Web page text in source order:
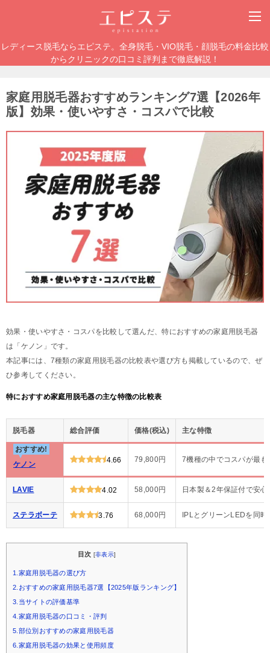
レディース脱毛ならエピステ。全身脱毛・VIO脱毛・顔脱毛の料金比較
からクリニックの口コミ評判まで徹底解説！
家庭用脱毛器おすすめランキング7選【2026年
版】効果・使いやすさ・コスパで比較
効果・使いやすさ・コスパを比較して選んだ、特におすすめの家庭用脱毛器
は「ケノン」です。
本記事には、7種類の家庭用脱毛器の比較表や選び方も掲載しているので、ぜ
ひ参考してください。
特におすすめ家庭用脱毛器の主な特徴の比較表
脱毛器 総合評価 価格(税込) 主な特徴
おすすめ!
ケノン
4.66 79,800円 7機種の中でコスパが最も
LAVIE 4.02 58,000円 日本製＆2年保証付で安
ステラボーテ 3.76 68,000円 IPLとグリーンLEDを同
目次 [非表示]
1.家庭用脱毛器の選び方
2.おすすめの家庭用脱毛器7選【2025年版ランキング】
3.当サイトの評価基準
4.家庭用脱毛器の口コミ・評判
5.部位別おすすめの家庭用脱毛器
6.家庭用脱毛器の効果と使用頻度